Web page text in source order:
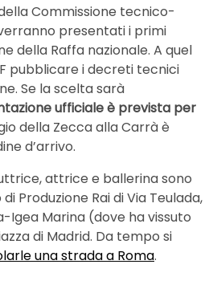
Commissione tecnico-
presentati i primi
della Raffa nazionale. A quel
pubblicare i decreti tecnici
Se la scelta sarà
ufficiale è prevista per
della Zecca alla Carrà è
d’arrivo.
attrice e ballerina sono
Produzione Rai di Via Teulada,
Igea Marina (dove ha vissuto
di Madrid. Da tempo si
una strada a Roma.